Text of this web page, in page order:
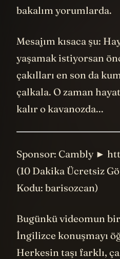
bakalım yorumlarda.
Mesajım kısaca şu:
yaşamak istiyorsan
çakılları en son da
çalkala. O zaman
kalır o kavanozda...
Sponsor: Cambly ►
(10 Dakika Ücretsiz
Kodu: barisozcan)
Bugünkü videomun
İngilizce konuşmayı
Herkesin taşı farklı,